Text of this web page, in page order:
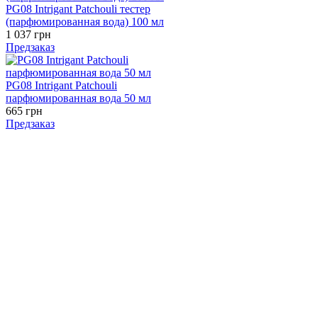
PG08 Intrigant Patchouli тестер
(парфюмированная вода) 100 мл
1 037 грн
Предзаказ
PG08 Intrigant Patchouli
парфюмированная вода 50 мл
665 грн
Предзаказ